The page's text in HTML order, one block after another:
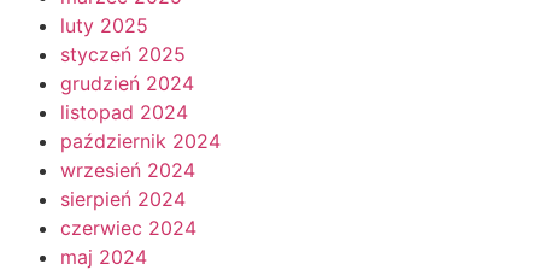
luty 2025
styczeń 2025
grudzień 2024
listopad 2024
październik 2024
wrzesień 2024
sierpień 2024
czerwiec 2024
maj 2024